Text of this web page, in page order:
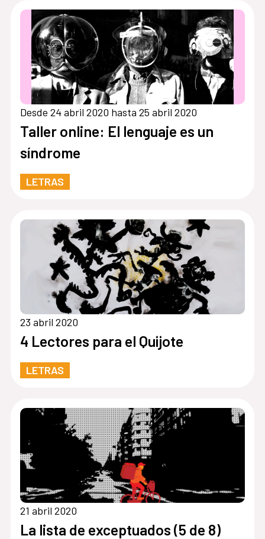
Desde 24 abril 2020 hasta 25 abril 2020
Taller online: El lenguaje es un
síndrome
LETRAS
23 abril 2020
4 Lectores para el Quijote
LETRAS
21 abril 2020
La lista de exceptuados (5 de 8)